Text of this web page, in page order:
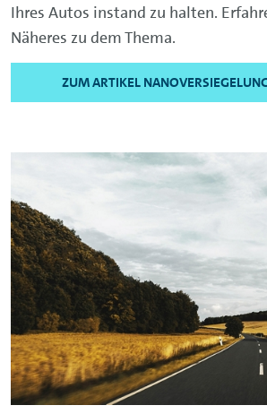
Ihres Autos instand zu halten.
Näheres zu dem Thema.
ZUM ARTIKEL